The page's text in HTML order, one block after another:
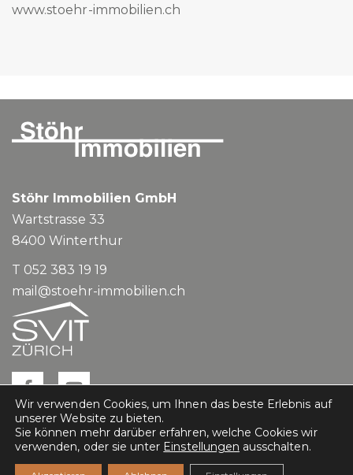
www.stoehr-immobilien.ch
Stöhr Immobilien GmbH
Wartstrasse 33
8400Winterthur
T 052 383 19 19
mail@stoehr-immobilien.ch
Impressum
Datenschutz
Wir verwenden Cookies, um Ihnen das beste Erlebnis auf
unserer Website zu bieten.
Sie können mehr darüber erfahren, welche Cookies wir
verwenden, oder sie unter Einstellungen ausschalten.